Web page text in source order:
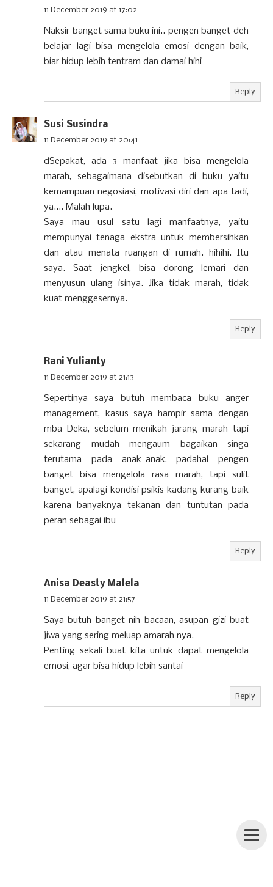
11 December 2019 at 17:02
Naksir banget sama buku ini.. pengen banget deh
belajar lagi bisa mengelola emosi dengan baik,
biar hidup lebih tentram dan damai hihi
Reply
Susi Susindra
11 December 2019 at 20:41
dSepakat, ada 3 manfaat jika bisa mengelola
marah, sebagaimana disebutkan di buku yaitu
kemampuan negosiasi, motivasi diri dan apa tadi,
ya.... Malah lupa.
Saya mau usul satu lagi manfaatnya, yaitu
mempunyai tenaga ekstra untuk membersihkan
dan atau menata ruangan di rumah. hihihi. Itu
saya. Saat jengkel, bisa dorong lemari dan
menyusun ulang isinya. Jika tidak marah, tidak
kuat menggesernya.
Reply
Rani Yulianty
11 December 2019 at 21:13
Sepertinya saya butuh membaca buku anger
management, kasus saya hampir sama dengan
mba Deka, sebelum menikah jarang marah tapi
sekarang mudah mengaum bagaikan singa
terutama pada anak-anak, padahal pengen
banget bisa mengelola rasa marah, tapi sulit
banget, apalagi kondisi psikis kadang kurang baik
karena banyaknya tekanan dan tuntutan pada
peran sebagai ibu
Reply
Anisa Deasty Malela
11 December 2019 at 21:57
Saya butuh banget nih bacaan, asupan gizi buat
jiwa yang sering meluap amarah nya.
Penting sekali buat kita untuk dapat mengelola
emosi, agar bisa hidup lebih santai
Reply